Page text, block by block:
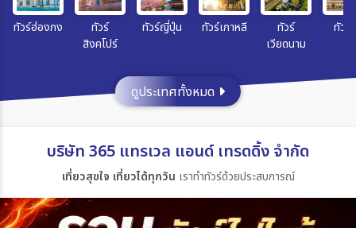
คำค้นหา
ทัวร์ฮ่องกง
ทัวร์
สิงคโปร์
ทัวร์ญี่ปุ่น ทัวร์เกาหลี
ทัวร์
เวียดนาม
ทัวร์
ดูประเทศทั้งหมด
บริษัท 365 แทรเวล แอนด์ เทรดดิ้ง จำกัด
เที่ยวสุขใจ เที่ยวได้ทุกวัน เราทำทัวร์ด้วยประสบการณ์